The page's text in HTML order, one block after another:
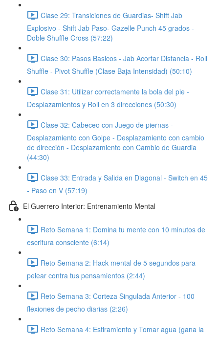
Clase 29: Transiciones de Guardias- Shift Jab
Explosivo - Shift Jab Paso- Gazelle Punch 45 grados -
Doble Shuffle Cross (57:22)
Clase 30: Pasos Basicos - Jab Acortar Distancia - Roll
Shuffle - Pivot Shuffle (Clase Baja Intensidad) (50:10)
Clase 31: Utilizar correctamente la bola del pie -
Desplazamientos y Roll en 3 direcciones (50:30)
Clase 32: Cabeceo con Juego de piernas -
Desplazamiento con Golpe - Desplazamiento con cambio
de dirección - Desplazamiento con Cambio de Guardia
(44:30)
Clase 33: Entrada y Salida en Diagonal - Switch en 45
- Paso en V (57:19)
El Guerrero Interior: Entrenamiento Mental
Reto Semana 1: Domina tu mente con 10 minutos de
escritura consciente (6:14)
Reto Semana 2: Hack mental de 5 segundos para
pelear contra tus pensamientos (2:44)
Reto Semana 3: Corteza Singulada Anterior - 100
flexiones de pecho diarias (2:26)
Reto Semana 4: Estiramiento y Tomar agua (gana la